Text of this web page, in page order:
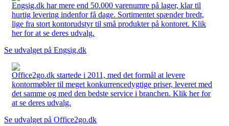
Engsig.dk har mere end 50.000 varenumre på lager, klar til
hurtig levering indenfor få dage. Sortimentet spænder bredt,
lige fra stort kontorudstyr til små produkter på kontoret. Klik
her for at se deres udvalg.
Se udvalget på Engsig.dk
Office2go.dk startede i 2011, med det formål at levere
kontormøbler til meget konkurrencedygtige priser, leveret med
det samme og med den bedste service i branchen. Klik her for
at se deres udvalg.
Se udvalget på Office2go.dk